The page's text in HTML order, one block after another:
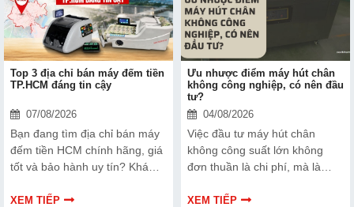
Top 3 địa chỉ bán máy đếm tiền
TP.HCM đáng tin cậy
07/08/2026
Bạn đang tìm địa chỉ bán máy
đếm tiền HCM chính hãng, giá
tốt và bảo hành uy tín? Khám
nhiều doanh nghiệp, cửa hàng
XEM TIẾP
Ưu nhược điểm máy hút chân
không công nghiệp, có nên đầu
tư?
04/08/2026
Việc đầu tư máy hút chân
không công suất lớn không
đơn thuần là chi phí, mà là
sản phẩm và nâng cao vị thế
XEM TIẾP